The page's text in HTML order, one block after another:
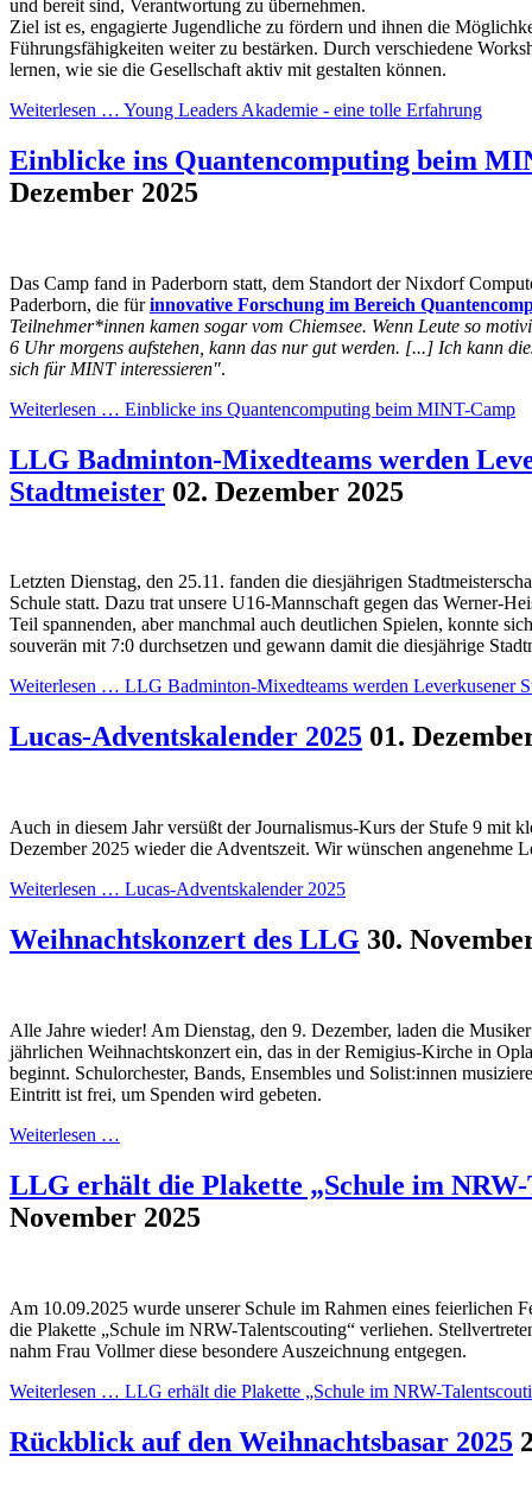
und bereit sind, Verantwortung zu übernehmen.
Ziel ist es, engagierte Jugendliche zu fördern und ihnen die
Führungsfähigkeiten weiter zu bestärken. Durch verschiedene
lernen, wie sie die Gesellschaft aktiv mit gestalten können.
Weiterlesen … Young Leaders Akademie - eine tolle Erfahrung
Einblicke ins Quantencomputing beim
Dezember 2025
Das Camp fand in Paderborn statt, dem Standort der Nixdorf
Paderborn, die fürinnovative Forschung im Bereich
Teilnehmer*innen kamen sogar vom Chiemsee. Wenn Leute so
6 Uhr morgens aufstehen, kann das nur gut werden. [...] Ich kann
sich für MINT interessieren".
Weiterlesen … Einblicke ins Quantencomputing beim MINT-Camp
LLG Badminton-Mixedteams werden
Stadtmeister 02. Dezember 2025
Letzten Dienstag, den 25.11. fanden die diesjährigen
Schule statt. Dazu trat unsere U16-Mannschaft gegen das Werner-
Teil spannenden, aber manchmal auch deutlichen Spielen, konnte
souverän mit 7:0 durchsetzen und gewann damit die diesjährige
Weiterlesen … LLG Badminton-Mixedteams werden Leverkusener
Lucas-Adventskalender 2025 01.
Auch in diesem Jahr versüßt der Journalismus-Kurs der Stufe 9 mit
Dezember 2025 wieder die Adventszeit. Wir wünschen angenehme
Weiterlesen … Lucas-Adventskalender 2025
Weihnachtskonzert des LLG 30.
Alle Jahre wieder! Am Dienstag, den 9. Dezember, laden die
jährlichen Weihnachtskonzert ein, das in der Remigius-Kirche in
beginnt. Schulorchester, Bands, Ensembles und Solist:innen
Eintritt ist frei, um Spenden wird gebeten.
Weiterlesen …
LLG erhält die Plakette „Schule im
November 2025
Am 10.09.2025 wurde unserer Schule im Rahmen eines feierlichen
die Plakette „Schule im NRW-Talentscouting“ verliehen.
nahm Frau Vollmer diese besondere Auszeichnung entgegen.
Weiterlesen … LLG erhält die Plakette „Schule im NRW-
Rückblick auf den Weihnachtsbasar 2025